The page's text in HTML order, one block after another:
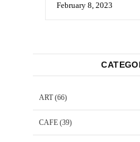
February 8, 2023
ART(66)
CAFE (39)